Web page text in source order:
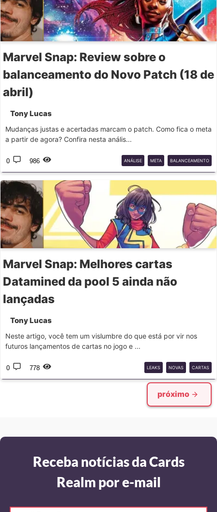
Marvel Snap: Review sobre o
balanceamento do Novo Patch (18 de
abril)
Tony Lucas
Mudanças justas e acertadas marcam o patch. Como fica o meta
a partir de agora? Confira nesta anális...
0 986 ANÁLISE META BALANCEAMENTO
Marvel Snap: Melhores cartas
Datamined da pool 5 ainda não
lançadas
Tony Lucas
Neste artigo, você tem um vislumbre do que está por vir nos
futuros lançamentos de cartas no jogo e ...
0 778 LEAKS NOVAS CARTAS
próximo
Receba notícias da Cards
Realm por e-mail